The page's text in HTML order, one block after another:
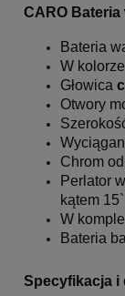
CARO
Bateria
W
Głowica
Otwory
Chrom
Perlator
kątem 15`
W
Bateria
Specyfikacja i